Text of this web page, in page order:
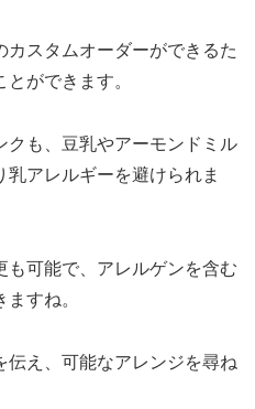
カスタムオーダーができるた
ができます。
クも、豆乳やアーモンドミル
アレルギーを避けられま
も可能で、アレルゲンを含む
すね。
伝え、可能なアレンジを尋ね